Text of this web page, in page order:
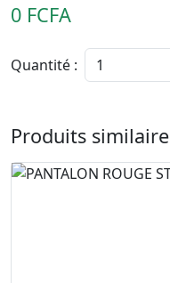
0 FCFA
Quantité :
Produits